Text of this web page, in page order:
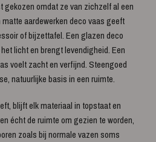
gekozen omdat ze van zichzelf al een
aardewerken deco vaas geeft
of bijzettafel. Een glazen deco
licht en brengt levendigheid. Een
voelt zacht en verfijnd. Steengoed
natuurlijke basis in een ruimte.
blijft elk materiaal in topstaat en
écht de ruimte om gezien te worden,
zoals bij normale vazen soms